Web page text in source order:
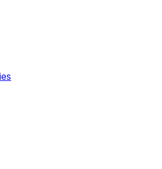
테이블